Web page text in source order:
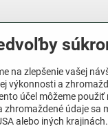
na zlepšenie vašej
výkonnosti a
účel môžeme použiť
zhromaždené údaje sa
alebo iných